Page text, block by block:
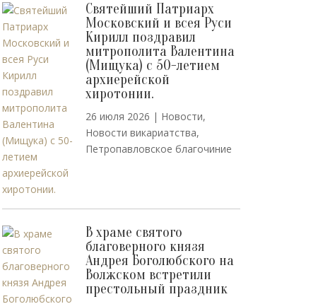
Святейший Патриарх
Московский и всея Руси
Кирилл поздравил
митрополита Валентина
(Мищука) с 50-летием
архиерейской
хиротонии.
26 июля 2026 | Новости,
Новости викариатства,
Петропавловское благочиние
В храме святого
благоверного князя
Андрея Боголюбского на
Волжском встретили
престольный праздник